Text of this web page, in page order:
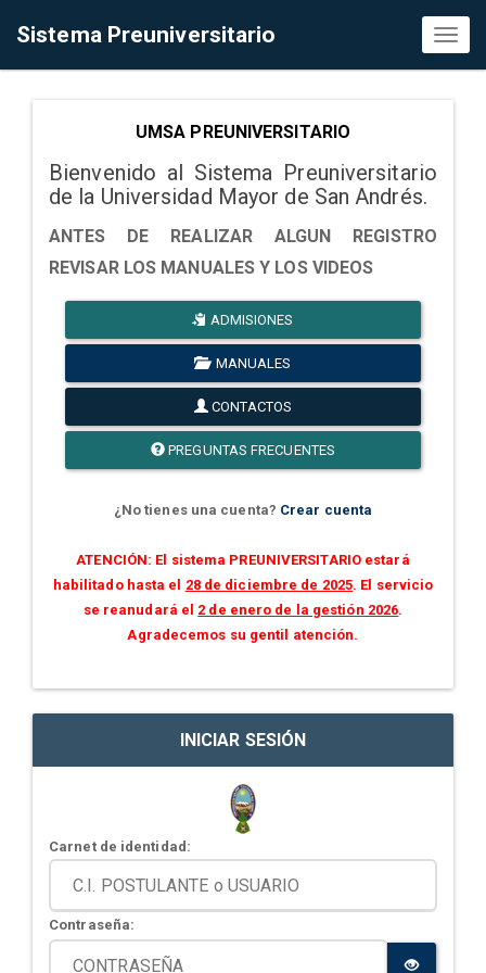
Sistema Preuniversitario
UMSA PREUNIVERSITARIO
Bienvenido al Sistema Preuniversitario
de la Universidad Mayor de San Andrés.
ANTES DE REALIZAR ALGUN REGISTRO
REVISAR LOS MANUALES Y LOS VIDEOS
ADMISIONES
MANUALES
CONTACTOS
PREGUNTAS FRECUENTES
¿No tienes una cuenta? Crear cuenta
ATENCIÓN: El sistema PREUNIVERSITARIO estará
habilitado hasta el 28 de diciembre de 2025. El servicio
se reanudará el 2 de enero de la gestión 2026.
Agradecemos su gentil atención.
INICIAR SESIÓN
Carnet de identidad:
Contraseña: